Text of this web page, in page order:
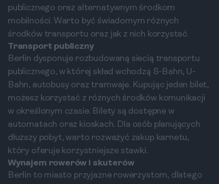
publicznego oraz alternatywnym środkom
mobilności. Warto być świadomym różnych
środków transportu oraz jak z nich korzystać.
Transport publiczny
Berlin dysponuje rozbudowaną siecią transportu
publicznego, w której skład wchodzą S-Bahn, U-
Bahn, autobusy oraz tramwaje. Kupując jeden bilet,
możesz korzystać z różnych środków komunikacji
w określonym czasie. Bilety są dostępne w
automatach oraz kioskach. Dla osób planujących
dłuższy pobyt, warto rozważyć zakup karnetu,
który oferuje korzystniejsze stawki.
Wynajem rowerów i skuterów
Berlin to miasto przyjazne rowerzystom, dlatego